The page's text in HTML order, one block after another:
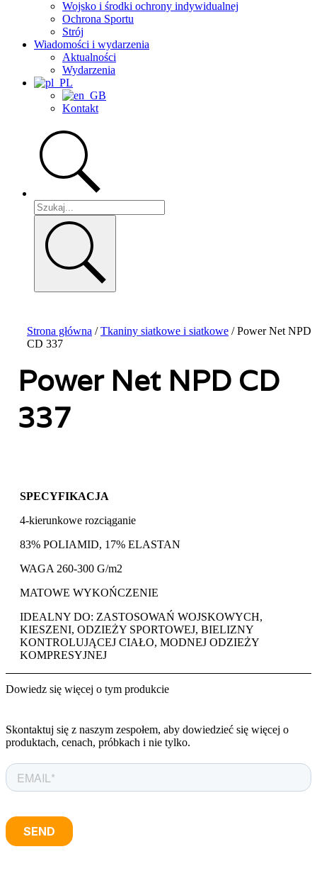
Wojsko i środki ochrony indywidualnej
Ochrona Sportu
Strój
Wiadomości i wydarzenia
Aktualności
Wydarzenia
Kontakt
Strona główna /Tkaniny siatkowe i siatkowe / Power Net NPD
CD 337
Power Net NPD CD
337
SPECYFIKACJA
4-kierunkowe rozciąganie
83% POLIAMID, 17% ELASTAN
WAGA 260-300 G/m2
MATOWE WYKOŃCZENIE
IDEALNY DO: ZASTOSOWAŃ WOJSKOWYCH,
KIESZENI, ODZIEŻY SPORTOWEJ, BIELIZNY
KONTROLUJĄCEJ CIAŁO, MODNEJ ODZIEŻY
KOMPRESYJNEJ
Dowiedz się więcej o tym produkcie
Skontaktuj się z naszym zespołem, aby dowiedzieć się więcej o
produktach, cenach, próbkach i nie tylko.